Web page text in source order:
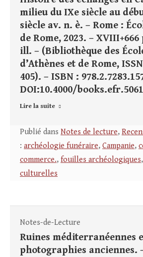
milieu du IXe siècle au
siècle av. n. è. – Rome :
de Rome, 2023. –
ill. – (Bibliothèque des
d’Athènes et de Rome,
405). – ISBN :
DOI:10.4000/
Lire la suite
Publié dans Notes de lecture,
: archéologie funéraire, Campanie,
commerce., fouilles archéologiques,
culturelles
Notes-de-Lecture
Ruines méditerranéennes
photographies anciennes.